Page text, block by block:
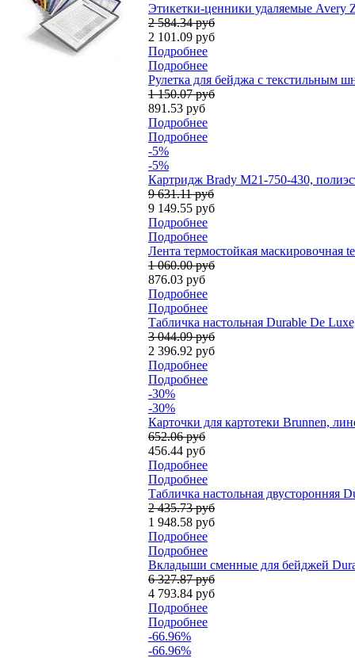
Этикетки-ценники удаляемые Avery
2 584.34 руб
2 101.09 руб
Подробнее
Подробнее
Рулетка для бейджа с текстильным
1 150.07 руб
891.53 руб
Подробнее
Подробнее
-5%
-5%
Картридж Brady M21-750-430,
9 631.11 руб
9 149.55 руб
Подробнее
Подробнее
Лента термостойкая маскировочная
1 060.00 руб
876.03 руб
Подробнее
Подробнее
Табличка настольная Durable De
3 044.09 руб
2 396.92 руб
Подробнее
Подробнее
-30%
-30%
Карточки для картотеки Brunnen,
652.06 руб
456.44 руб
Подробнее
Подробнее
Табличка настольная двусторонняя
2 435.73 руб
1 948.58 руб
Подробнее
Подробнее
Вкладыши сменные для бейджей
6 327.87 руб
4 793.84 руб
Подробнее
Подробнее
-66.96%
-66.96%